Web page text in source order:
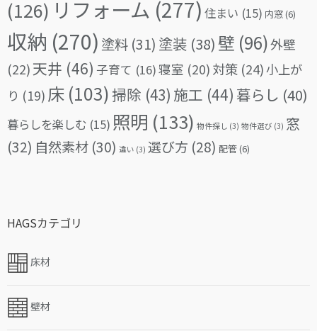
(126) リフォーム (277) 住まい (15) 内窓(6)
収納 (270) 塗料 (31) 塗装 (38) 壁 (96)外壁
(22)天井 (46) 子育て (16)寝室 (20) 対策 (24)小上が
り (19) 床 (103)掃除 (43) 施工 (44) 暮らし (40)
暮らしを楽しむ (15) 照明 (133) 物件探し (3) 物件選び (3) 窓
(32) 自然素材 (30) 違い (3) 選び方 (28) 配管(6)
HAGSカテゴリ
床材
壁材